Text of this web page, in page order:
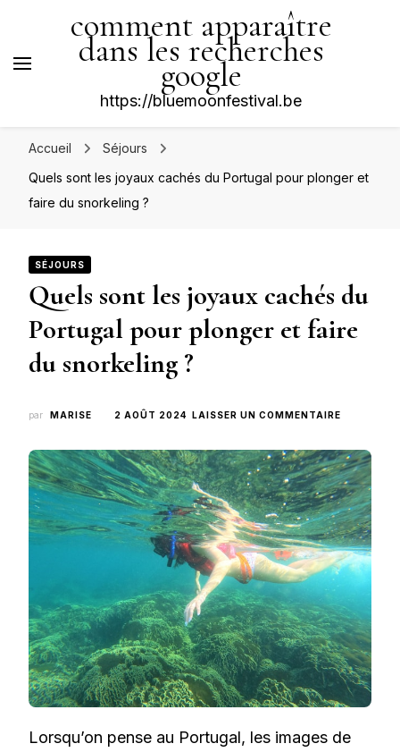
comment apparaître
dans les recherches
google
https://bluemoonfestival.be
Accueil
Séjours
Quels sont les joyaux cachés du Portugal pour plonger et
faire du snorkeling ?
SÉJOURS
Quels sont les joyaux cachés du
Portugal pour plonger et faire
du snorkeling ?
par MARISE 2 AOÛT 2024 LAISSER UN COMMENTAIRE
LES
JOYAUX
CACHÉS
DU
PORTUGAL
POUR
PLONGER
ET
DU
?
Lorsqu’on pense au Portugal, les images de